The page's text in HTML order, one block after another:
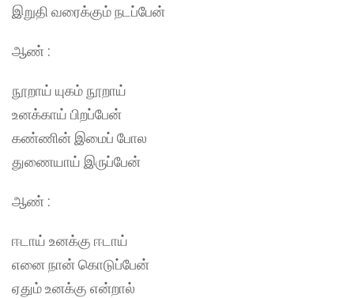
இறுதி வரைக்கும் நடப்பேன்
ஆண் :
நூறாய் யுகம் நூறாய்
உனக்காய் பிறப்பேன்
கண்ணின் இமைப் போல
துணையாய் இருப்பேன்
ஆண் :
ஈடாய் உனக்கு ஈடாய்
எனை நான் கொடுப்பேன்
ஏதும் உனக்கு என்றால்